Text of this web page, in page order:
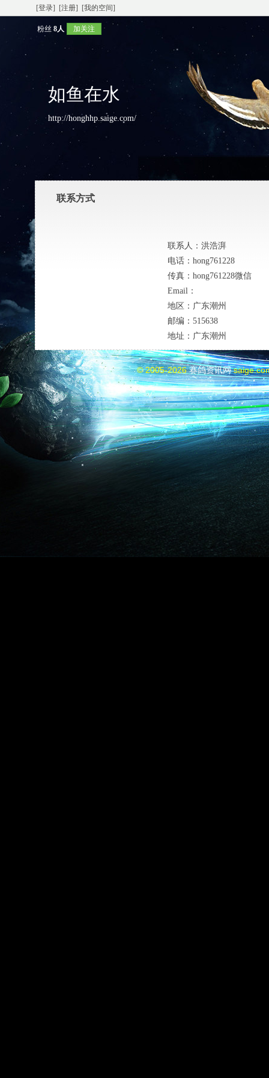
[登录] [注册] [我的空间]
粉丝 8人 加关注
如鱼在水
http://honghhp.saige.com/
联系方式
联系人： 洪浩湃
电话： hong761228
传真： hong761228微信
Email：
地区： 广东潮州
邮编： 515638
地址： 广东潮州
© 2005-2026赛鸽资讯网